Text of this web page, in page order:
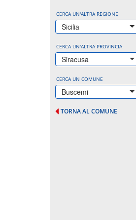
CERCA UN'ALTRA REGIONE
Sicilia
CERCA UN'ALTRA PROVINCIA
Siracusa
CERCA UN COMUNE
Buscemi
TORNA AL COMUNE